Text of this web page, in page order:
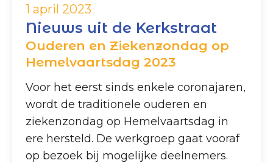
1 april 2023
Nieuws uit de Kerkstraat
Ouderen en Ziekenzondag op
Hemelvaartsdag 2023
Voor het eerst sinds enkele coronajaren,
wordt de traditionele ouderen en
ziekenzondag op Hemelvaartsdag in
ere hersteld. De werkgroep gaat vooraf
op bezoek bij mogelijke deelnemers.